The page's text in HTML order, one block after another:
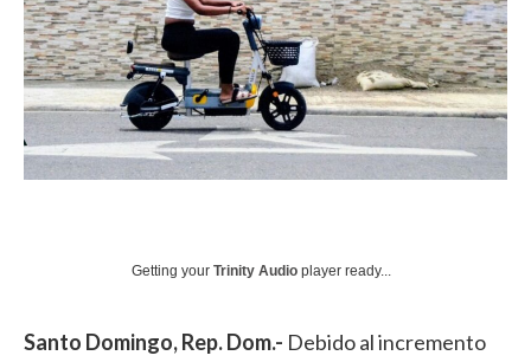
Getting your Trinity Audio player ready...
Santo Domingo, Rep. Dom.- Debido al incremento